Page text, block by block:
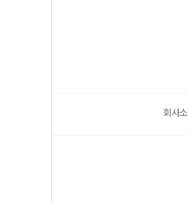
회사